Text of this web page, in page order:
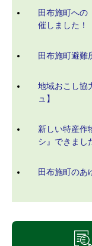
田布施町への
催しました！
田布施町避難
地域おこし協
ュ】
新しい特産作
シ』できまし
田布施町のあ